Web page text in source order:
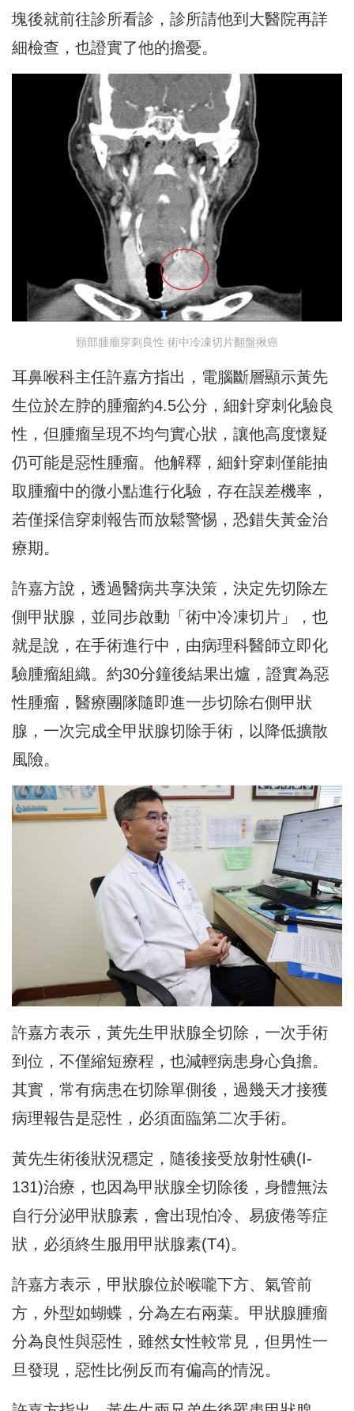
塊後就前往診所看診，診所請他到大醫院再詳
細檢查，也證實了他的擔憂。
頸部腫瘤穿刺良性 術中冷凍切片翻盤揪癌
耳鼻喉科主任許嘉方指出，電腦斷層顯示黃先
生位於左脖的腫瘤約4.5公分，細針穿刺化驗良
性，但腫瘤呈現不均勻實心狀，讓他高度懷疑
仍可能是惡性腫瘤。他解釋，細針穿刺僅能抽
取腫瘤中的微小點進行化驗，存在誤差機率，
若僅採信穿刺報告而放鬆警惕，恐錯失黃金治
療期。
許嘉方說，透過醫病共享決策，決定先切除左
側甲狀腺，並同步啟動「術中冷凍切片」，也
就是說，在手術進行中，由病理科醫師立即化
驗腫瘤組織。約30分鐘後結果出爐，證實為惡
性腫瘤，醫療團隊隨即進一步切除右側甲狀
腺，一次完成全甲狀腺切除手術，以降低擴散
風險。
許嘉方表示，黃先生甲狀腺全切除，一次手術
到位，不僅縮短療程，也減輕病患身心負擔。
其實，常有病患在切除單側後，過幾天才接獲
病理報告是惡性，必須面臨第二次手術。
黃先生術後狀況穩定，隨後接受放射性碘(I-
131)治療，也因為甲狀腺全切除後，身體無法
自行分泌甲狀腺素，會出現怕冷、易疲倦等症
狀，必須終生服用甲狀腺素(T4)。
許嘉方表示，甲狀腺位於喉嚨下方、氣管前
方，外型如蝴蝶，分為左右兩葉。甲狀腺腫瘤
分為良性與惡性，雖然女性較常見，但男性一
旦發現，惡性比例反而有偏高的情況。